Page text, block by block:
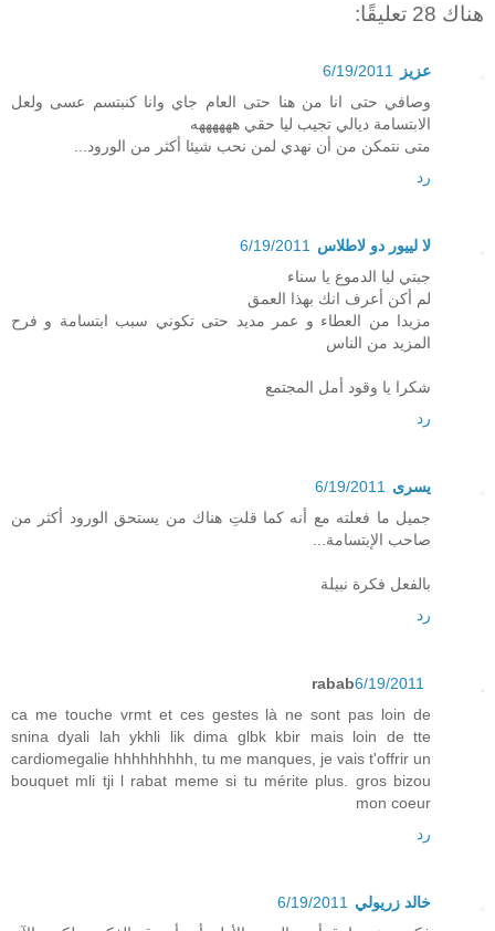
هناك 28 تعليقًا:
عزيز
6/19/2011
وصافي حتى انا من هنا حتى العام جاي وانا كنبتسم عسى ولعل
الابتسامة ديالي تجيب ليا حقي ههههههه
متى نتمكن من أن نهدي لمن نحب شيئا أكثر من الورود...
رد
لا لييور دو لاطلاس
6/19/2011
جبتي ليا الدموع يا سناء
لم أكن أعرف انك بهذا العمق
مزيدا من العطاء و عمر مديد حتى تكوني سبب ابتسامة و فرح
المزيد من الناس
شكرا يا وقود أمل المجتمع
رد
يسرى
6/19/2011
جميل ما فعلته مع أنه كما قلتِ هناك من يستحق الورود أكثر من
صاحب الإبتسامة...
بالفعل فكرة نبيلة
رد
rabab6/19/2011
ca me touche vrmt et ces gestes là ne sont pas loin de
snina dyali lah ykhli lik dima glbk kbir mais loin de tte
cardiomegalie hhhhhhhhh, tu me manques, je vais t'offrir un
bouquet mli tji l rabat meme si tu mérite plus. gros bizou
mon coeur
رد
خالد زريولي
6/19/2011